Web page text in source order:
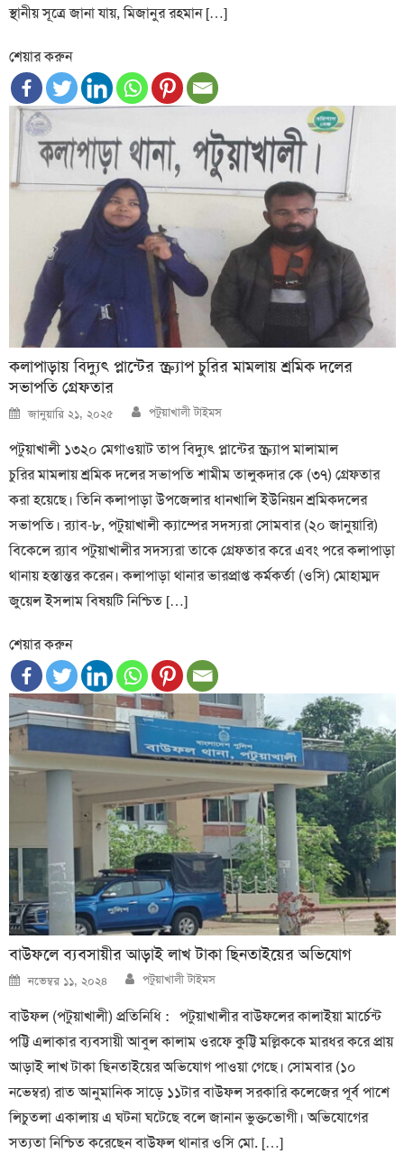
স্থানীয় সূত্রে জানা যায়, মিজানুর রহমান […]
শেয়ার করুন
কলাপাড়ায় বিদ্যুৎ প্লান্টের স্ক্র্যাপ চুরির মামলায় শ্রমিক দলের
সভাপতি গ্রেফতার
Posted
on
জানুয়ারি ২১, ২০২৫ Author
পটুয়াখালী টাইমস
পটুয়াখালী ১৩২০ মেগাওয়াট তাপ বিদ্যুৎ প্লান্টের স্ক্র্যাপ মালামাল
চুরির মামলায় শ্রমিক দলের সভাপতি শামীম তালুকদার কে (৩৭) গ্রেফতার
করা হয়েছে। তিনি কলাপাড়া উপ‌জেলার ধানখা‌লি ইউনিয়ন শ্রমিকদ‌লের
সভাপ‌তি। র‍্যাব-৮, পটুয়াখালী ক্যাম্পের সদস্যরা সোমবার (২০ জানুয়ারি)
বিকেলে র‍্যাব পটুয়াখালীর সদস্যরা তাকে গ্রেফতার করে এবং পরে কলাপাড়া
থানায় হস্তান্তর করেন। কলাপাড়া থানার ভারপ্রাপ্ত কর্মকর্তা (ওসি) মোহাম্মদ
জুয়েল ইসলাম বিষয়টি নিশ্চিত […]
শেয়ার করুন
বাউফলে ব্যবসায়ীর আড়াই লাখ টাকা ছিনতাইয়ের অভিযোগ
Posted
on
নভেম্বর ১১, ২০২৪ Author
পটুয়াখালী টাইমস
বাউফল (পটুয়াখালী) প্রতিনিধি : পটুয়াখালীর বাউফলের কালাইয়া মার্চেন্ট
পট্টি এলাকার ব্যবসায়ী আবুল কালাম ওরফে কুট্টি মল্লিককে মারধর করে প্রায়
আড়াই লাখ টাকা ছিনতাইয়ের অভিযোগ পাওয়া গেছে। সোমবার (১০
নভেম্বর) রাত আনুমানিক সাড়ে ১১টার বাউফল সরকারি কলেজের পূর্ব পাশে
লিচুতলা একালায় এ ঘটনা ঘটেছে বলে জানান ভুক্তভোগী। অভিযোগের
সত্যতা নিশ্চিত করেছেন বাউফল থানার ওসি মো. […]